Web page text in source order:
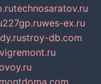
technosaratov.ru
227gp.ruwes-ex.ru
stroy-db.com